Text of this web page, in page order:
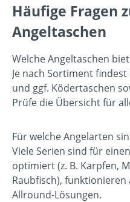
Häufige Fragen
Angeltaschen
Welche Angeltaschen
Je nach Sortiment
und ggf. Ködertaschen
Prüfe die Übersicht für
Für welche Angelarten
Viele Serien sind für
optimiert (z. B. Karpfen,
Raubfisch),
Allround-Lösungen.